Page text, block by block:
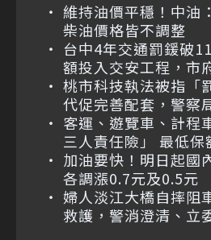
維持油價平穩！中油
柴油價格皆不調整
台中4年交通罰鍰破
額投入交安工程，市
桃市科技執法被指「
代促完善配套，警察
客運、遊覽車、計程
三人責任險」 最低保
加油要快！明日起國
各調漲0.7元及0.5元
婦人淡江大橋自摔阻
救護，警消澄清、立